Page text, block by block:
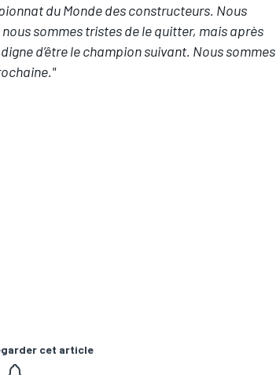
du Monde des constructeurs. Nous
sommes tristes de le quitter, mais après
d’être le champion suivant. Nous sommes
cet article